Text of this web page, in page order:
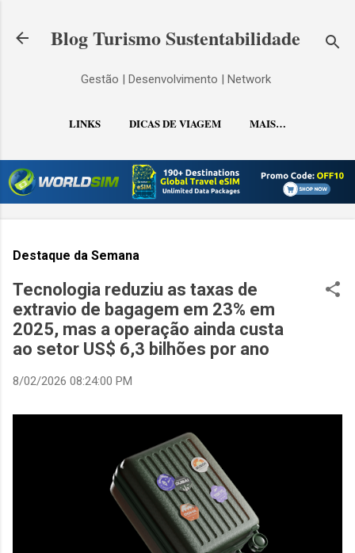
Blog Turismo Sustentabilidade
Gestão | Desenvolvimento | Network
LINKS DICAS DE VIAGEM MAIS…
CONTATO
Destaque da Semana
Tecnologia reduziu as taxas de
extravio de bagagem em 23% em
2025, mas a operação ainda custa
ao setor US$ 6,3 bilhões por ano
8/02/2026 08:24:00 PM